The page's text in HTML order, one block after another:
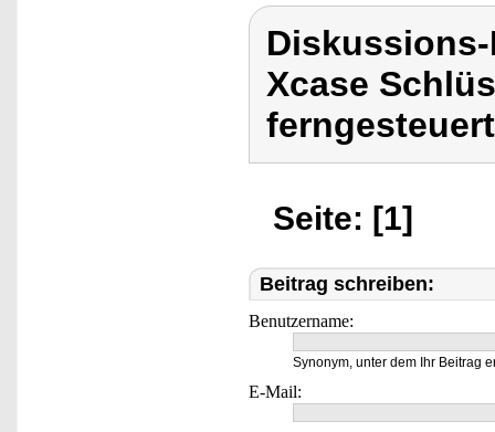
Xcase
Seite: [1]
Beitrag schreiben:
Benutzername:
Synonym, unter dem Ihr Beitrag
E-Mail: